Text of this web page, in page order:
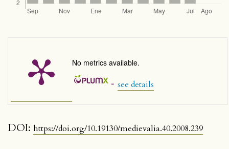
DOI: https://doi.org/10.19130/medievalia.40.2008.239
No metrics available.
- see details